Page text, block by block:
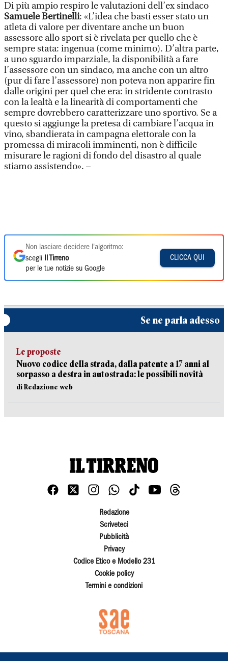
Di più ampio respiro le valutazioni dell’ex sindaco
Samuele Bertinelli: «L’idea che basti esser stato un
atleta di valore per diventare anche un buon
assessore allo sport si è rivelata per quello che è
sempre stata: ingenua (come minimo). D’altra parte,
a uno sguardo imparziale, la disponibilità a fare
l’assessore con un sindaco, ma anche con un altro
(pur di fare l’assessore) non poteva non apparire fin
dalle origini per quel che era: in stridente contrasto
con la lealtà e la linearità di comportamenti che
sempre dovrebbero caratterizzare uno sportivo. Se a
questo si aggiunge la pretesa di cambiare l’acqua in
vino, sbandierata in campagna elettorale con la
promessa di miracoli imminenti, non è difficile
misurare le ragioni di fondo del disastro al quale
stiamo assistendo». –
Non lasciare decidere l'algoritmo:
scegli
Il Tirreno
per le tue notizie su Google
CLICCA QUI
Se ne parla adesso
Le proposte
Nuovo codice della strada, dalla patente a 17 anni al
sorpasso a destra in autostrada: le possibili novità
di Redazione web
Redazione
Scriveteci
Pubblicità
Privacy
Codice Etico e Modello 231
Cookie policy
Termini e condizioni